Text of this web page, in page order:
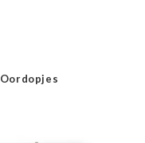
Oordopjes